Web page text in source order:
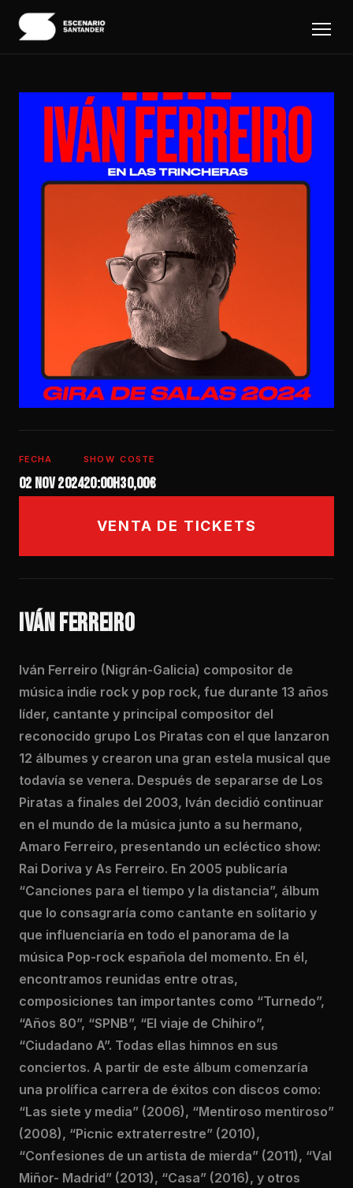
FECHA
02 nov 2024
SHOW
20:00h
COSTE
30,00€
VENTA DE TICKETS
IVÁN FERREIRO
Iván Ferreiro (Nigrán-Galicia) compositor de
música indie rock y pop rock, fue durante 13 años
líder, cantante y principal compositor del
reconocido grupo Los Piratas con el que lanzaron
12 álbumes y crearon una gran estela musical que
todavía se venera. Después de separarse de Los
Piratas a finales del 2003, Iván decidió continuar
en el mundo de la música junto a su hermano,
Amaro Ferreiro, presentando un ecléctico show:
Rai Doriva y As Ferreiro. En 2005 publicaría
“Canciones para el tiempo y la distancia”, álbum
que lo consagraría como cantante en solitario y
que influenciaría en todo el panorama de la
música Pop-rock española del momento. En él,
encontramos reunidas entre otras,
composiciones tan importantes como “Turnedo”,
“Años 80”, “SPNB”, “El viaje de Chihiro”,
“Ciudadano A”. Todas ellas himnos en sus
conciertos. A partir de este álbum comenzaría
una prolífica carrera de éxitos con discos como:
“Las siete y media” (2006), “Mentiroso mentiroso”
(2008), “Picnic extraterrestre” (2010),
“Confesiones de un artista de mierda” (2011), “Val
Miñor- Madrid” (2013), “Casa” (2016), y otros